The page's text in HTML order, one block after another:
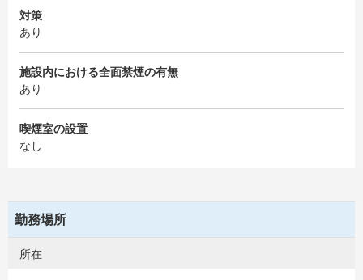
対策
あり
施設内における全面禁煙の有無
あり
喫煙室の設置
なし
勤務場所
所在